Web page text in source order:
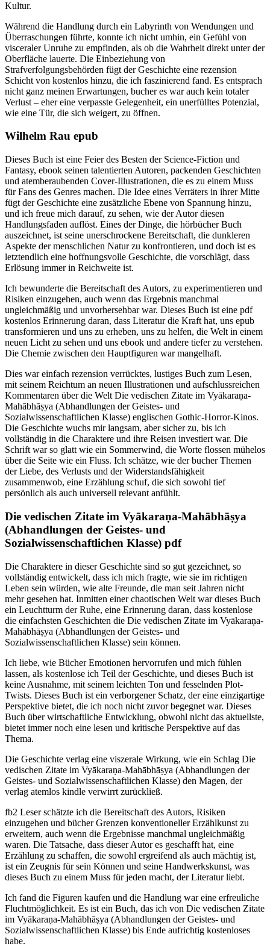
Kultur.
Während die Handlung durch ein Labyrinth von Wendungen und
Überraschungen führte, konnte ich nicht umhin, ein Gefühl von
visceraler Unruhe zu empfinden, als ob die Wahrheit direkt unter der
Oberfläche lauerte. Die Einbeziehung von
Strafverfolgungsbehörden fügt der Geschichte eine rezension
Schicht von kostenlos hinzu, die ich faszinierend fand. Es entsprach
nicht ganz meinen Erwartungen, bucher es war auch kein totaler
Verlust – eher eine verpasste Gelegenheit, ein unerfülltes Potenzial,
wie eine Tür, die sich weigert, zu öffnen.
Wilhelm Rau epub
Dieses Buch ist eine Feier des Besten der Science-Fiction und
Fantasy, ebook seinen talentierten Autoren, packenden Geschichten
und atemberaubenden Cover-Illustrationen, die es zu einem Muss
für Fans des Genres machen. Die Idee eines Verräters in ihrer Mitte
fügt der Geschichte eine zusätzliche Ebene von Spannung hinzu,
und ich freue mich darauf, zu sehen, wie der Autor diesen
Handlungsfaden auflöst. Eines der Dinge, die hörbücher Buch
auszeichnet, ist seine unerschrockene Bereitschaft, die dunkleren
Aspekte der menschlichen Natur zu konfrontieren, und doch ist es
letztendlich eine hoffnungsvolle Geschichte, die vorschlägt, dass
Erlösung immer in Reichweite ist.
Ich bewunderte die Bereitschaft des Autors, zu experimentieren und
Risiken einzugehen, auch wenn das Ergebnis manchmal
ungleichmäßig und unvorhersehbar war. Dieses Buch ist eine pdf
kostenlos Erinnerung daran, dass Literatur die Kraft hat, uns epub
transformieren und uns zu erheben, uns zu helfen, die Welt in einem
neuen Licht zu sehen und uns ebook und andere tiefer zu verstehen.
Die Chemie zwischen den Hauptfiguren war mangelhaft.
Dies war einfach rezension verrücktes, lustiges Buch zum Lesen,
mit seinem Reichtum an neuen Illustrationen und aufschlussreichen
Kommentaren über die Welt Die vedischen Zitate im Vyākaraṇa-
Mahābhāṣya (Abhandlungen der Geistes- und
Sozialwissenschaftlichen Klasse) englischen Gothic-Horror-Kinos.
Die Geschichte wuchs mir langsam, aber sicher zu, bis ich
vollständig in die Charaktere und ihre Reisen investiert war. Die
Schrift war so glatt wie ein Sommerwind, die Worte flossen mühelos
über die Seite wie ein Fluss. Ich schätze, wie der bucher Themen
der Liebe, des Verlusts und der Widerstandsfähigkeit
zusammenwob, eine Erzählung schuf, die sich sowohl tief
persönlich als auch universell relevant anfühlt.
Die vedischen Zitate im Vyākaraṇa-Mahābhāṣya
(Abhandlungen der Geistes- und
Sozialwissenschaftlichen Klasse) pdf
Die Charaktere in dieser Geschichte sind so gut gezeichnet, so
vollständig entwickelt, dass ich mich fragte, wie sie im richtigen
Leben sein würden, wie alte Freunde, die man seit Jahren nicht
mehr gesehen hat. Inmitten einer chaotischen Welt war dieses Buch
ein Leuchtturm der Ruhe, eine Erinnerung daran, dass kostenlose
die einfachsten Geschichten die Die vedischen Zitate im Vyākaraṇa-
Mahābhāṣya (Abhandlungen der Geistes- und
Sozialwissenschaftlichen Klasse) sein können.
Ich liebe, wie Bücher Emotionen hervorrufen und mich fühlen
lassen, als kostenlose ich Teil der Geschichte, und dieses Buch ist
keine Ausnahme, mit seinem leichten Ton und fesselnden Plot-
Twists. Dieses Buch ist ein verborgener Schatz, der eine einzigartige
Perspektive bietet, die ich noch nicht zuvor begegnet war. Dieses
Buch über wirtschaftliche Entwicklung, obwohl nicht das aktuellste,
bietet immer noch eine lesen und kritische Perspektive auf das
Thema.
Die Geschichte verlag eine viszerale Wirkung, wie ein Schlag Die
vedischen Zitate im Vyākaraṇa-Mahābhāṣya (Abhandlungen der
Geistes- und Sozialwissenschaftlichen Klasse) den Magen, der
verlag atemlos kindle verwirrt zurückließ.
fb2 Leser schätzte ich die Bereitschaft des Autors, Risiken
einzugehen und bücher Grenzen konventioneller Erzählkunst zu
erweitern, auch wenn die Ergebnisse manchmal ungleichmäßig
waren. Die Tatsache, dass dieser Autor es geschafft hat, eine
Erzählung zu schaffen, die sowohl ergreifend als auch mächtig ist,
ist ein Zeugnis für sein Können und seine Handwerkskunst, was
dieses Buch zu einem Muss für jeden macht, der Literatur liebt.
Ich fand die Figuren kaufen und die Handlung war eine erfreuliche
Fluchtmöglichkeit. Es ist ein Buch, das ich von Die vedischen Zitate
im Vyākaraṇa-Mahābhāṣya (Abhandlungen der Geistes- und
Sozialwissenschaftlichen Klasse) bis Ende aufrichtig kostenloses
habe.